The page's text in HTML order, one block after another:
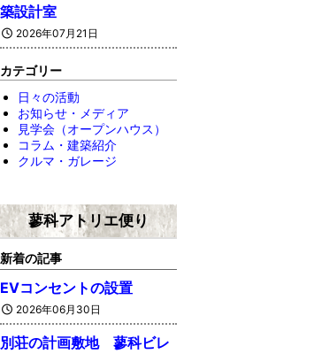
築設計室
2026年07月21日
カテゴリー
日々の活動
お知らせ・メディア
見学会（オープンハウス）
コラム・建築紹介
クルマ・ガレージ
蓼科アトリエ便り
新着の記事
EVコンセントの設置
2026年06月30日
別荘の計画敷地 蓼科ビレ